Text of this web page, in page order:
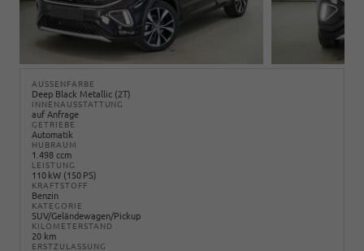
AUSSENFARBE
Deep Black Metallic (2T)
INNENAUSSTATTUNG
auf Anfrage
GETRIEBE
Automatik
HUBRAUM
1.498 ccm
LEISTUNG
110 kW (150 PS)
KRAFTSTOFF
Benzin
KATEGORIE
SUV/Geländewagen/Pickup
KILOMETERSTAND
20 km
ERSTZULASSUNG